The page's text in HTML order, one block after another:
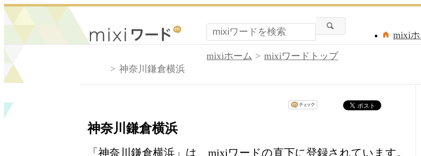
mixi
mixiホーム
mixiワードトップ
神奈川鎌倉横浜
神奈川鎌倉横浜
「神奈川鎌倉横浜」は、mixiワードの直下に登録されています。